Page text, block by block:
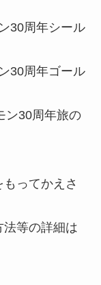
30周年シール
30周年ゴール
ン30周年旅の
ってかえさ
等の詳細は